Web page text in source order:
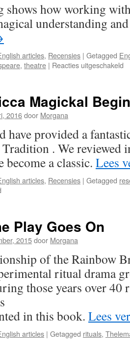
Year
how working
understanding
articles, Recensies | Getagged
, theatre | Reacties uitgeschakeld
Magickal
2016door Morgana
have provided a
. We reviewed
become a classic. Lees
articles, Recensies | Getagged
Beginnings
Play Goes On
2015door Morgana
of the Rainbow
ritual drama
those years over 40
in this book. Lees
articles | Getagged rituals,